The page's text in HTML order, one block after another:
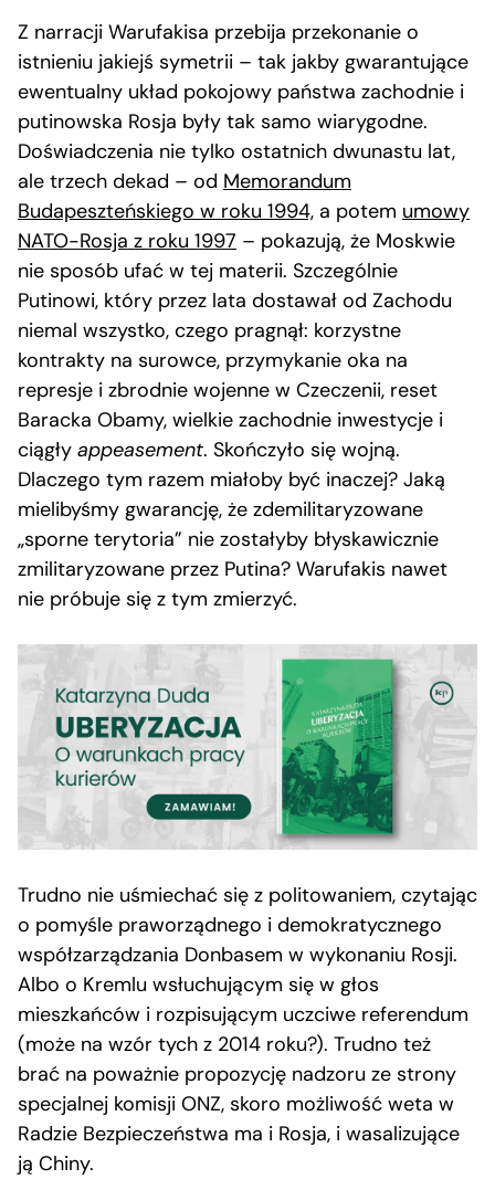
Z narracji Warufakisa przebija przekonanie o
istnieniu jakiejś symetrii – tak jakby gwarantujące
ewentualny układ pokojowy państwa zachodnie i
putinowska Rosja były tak samo wiarygodne.
Doświadczenia nie tylko ostatnich dwunastu lat,
ale trzech dekad – od Memorandum
Budapeszteńskiego w roku 1994, a potem umowy
NATO-Rosja z roku 1997 – pokazują, że Moskwie
nie sposób ufać w tej materii. Szczególnie
Putinowi, który przez lata dostawał od Zachodu
niemal wszystko, czego pragnął: korzystne
kontrakty na surowce, przymykanie oka na
represje i zbrodnie wojenne w Czeczenii, reset
Baracka Obamy, wielkie zachodnie inwestycje i
ciągły appeasement. Skończyło się wojną.
Dlaczego tym razem miałoby być inaczej? Jaką
mielibyśmy gwarancję, że zdemilitaryzowane
„sporne terytoria” nie zostałyby błyskawicznie
zmilitaryzowane przez Putina? Warufakis nawet
nie próbuje się z tym zmierzyć.
Trudno nie uśmiechać się z politowaniem, czytając
o pomyśle praworządnego i demokratycznego
współzarządzania Donbasem w wykonaniu Rosji.
Albo o Kremlu wsłuchującym się w głos
mieszkańców i rozpisującym uczciwe referendum
(może na wzór tych z 2014 roku?). Trudno też
brać na poważnie propozycję nadzoru ze strony
specjalnej komisji ONZ, skoro możliwość weta w
Radzie Bezpieczeństwa ma i Rosja, i wasalizujące
ją Chiny.